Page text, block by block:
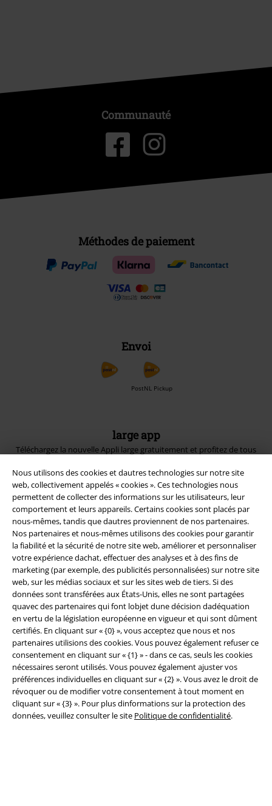
Nous utilisons des cookies et dautres technologies sur notre site
web, collectivement appelés « cookies ». Ces technologies nous
permettent de collecter des informations sur les utilisateurs, leur
comportement et leurs appareils. Certains cookies sont placés par
nous-mêmes, tandis que dautres proviennent de nos partenaires.
Nos partenaires et nous-mêmes utilisons des cookies pour garantir
la fiabilité et la sécurité de notre site web, améliorer et personnaliser
votre expérience dachat, effectuer des analyses et à des fins de
marketing (par exemple, des publicités personnalisées) sur notre site
web, sur les médias sociaux et sur les sites web de tiers. Si des
données sont transférées aux États-Unis, elles ne sont partagées
quavec des partenaires qui font lobjet dune décision dadéquation
en vertu de la législation européenne en vigueur et qui sont dûment
certifiés. En cliquant sur « {0} », vous acceptez que nous et nos
partenaires utilisions des cookies. Vous pouvez également refuser ce
consentement en cliquant sur « {1} » - dans ce cas, seuls les cookies
nécessaires seront utilisés. Vous pouvez également ajuster vos
préférences individuelles en cliquant sur « {2} ». Vous avez le droit de
révoquer ou de modifier votre consentement à tout moment en
cliquant sur « {3} ». Pour plus dinformations sur la protection des
données, veuillez consulter le site Politique de confidentialité.
Communauté
Méthodes de paiement
Envoi
PostNL Pickup
large app
Téléchargez la nouvelle Appli large gratuitement et profitez de tous
A Warner Music Group Company
Sécurité